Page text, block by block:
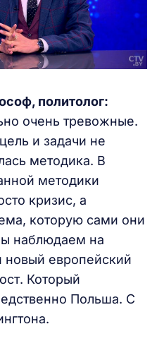
политолог:
очень тревожные.
и задачи не
методика. В
методики
кризис, а
которую сами они
наблюдаем на
новый европейский
Который
Польша. С